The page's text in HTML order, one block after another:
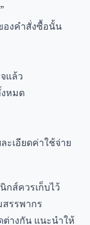
องคำสั่งซื้อนั้น
แล้ว
งหมด
ะเอียดค่าใช้จ่าย
กส์ควรเก็บไว้
รรพากร
างกัน แนะนำให้